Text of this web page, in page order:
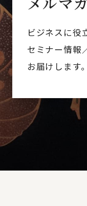
ビジネスに役
セミナー情報
お届けします。